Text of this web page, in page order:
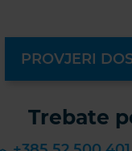
PROVJERI
Trebate